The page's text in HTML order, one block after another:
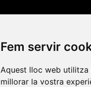
Fem servir
Aquest lloc web
millorar la vostra